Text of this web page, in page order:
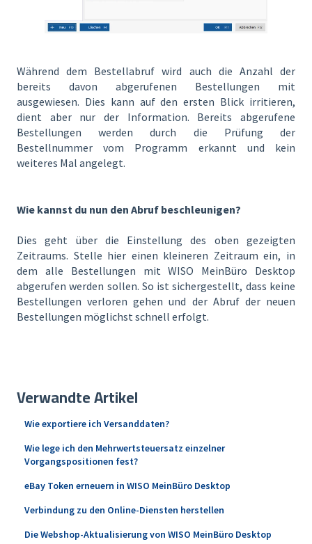
Während dem Bestellabruf wird auch die Anzahl der
bereits davon abgerufenen Bestellungen mit
ausgewiesen. Dies kann auf den ersten Blick irritieren,
dient aber nur der Information. Bereits abgerufene
Bestellungen werden durch die Prüfung der
Bestellnummer vom Programm erkannt und kein
weiteres Mal angelegt.
Wie kannst du nun den Abruf beschleunigen?
Dies geht über die Einstellung des oben gezeigten
Zeitraums. Stelle hier einen kleineren Zeitraum ein, in
dem alle Bestellungen mit WISO MeinBüro Desktop
abgerufen werden sollen. So ist sichergestellt, dass keine
Bestellungen verloren gehen und der Abruf der neuen
Bestellungen möglichst schnell erfolgt.
Verwandte Artikel
Wie exportiere ich Versanddaten?
Wie lege ich den Mehrwertsteuersatz einzelner
Vorgangspositionen fest?
eBay Token erneuern in WISO MeinBüro Desktop
Verbindung zu den Online-Diensten herstellen
Die Webshop-Aktualisierung von WISO MeinBüro Desktop